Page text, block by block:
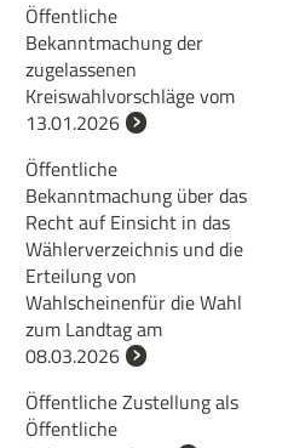
Öffentliche
Bekanntmachung der
zugelassenen
Kreiswahlvorschläge vom
13.01.2026
Öffentliche
Bekanntmachung über das
Recht auf Einsicht in das
Wählerverzeichnis und die
Erteilung von
Wahlscheinenfür die Wahl
zum Landtag am
08.03.2026
Öffentliche Zustellung als
Öffentliche